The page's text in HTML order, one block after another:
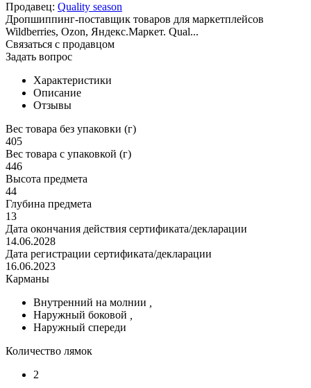
Продавец: Quality season
Дропшиппинг-поставщик товаров для маркетплейсов
Wildberries, Ozon, Яндекс.Маркет. Qual...
Связаться с продавцом
Задать вопрос
Характеристики
Описание
Отзывы
Вес товара без упаковки (г)
405
Вес товара с упаковкой (г)
446
Высота предмета
44
Глубина предмета
13
Дата окончания действия сертификата/декларации
14.06.2028
Дата регистрации сертификата/декларации
16.06.2023
Карманы
Внутренний на молнии
Наружный боковой
Наружный спереди
Количество лямок
2